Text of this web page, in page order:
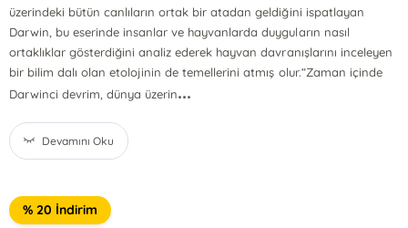
üzerindeki bütün canlıların ortak bir atadan geldiğini ispatlayan
Darwin, bu eserinde insanlar ve hayvanlarda duyguların nasıl
ortaklıklar gösterdiğini analiz ederek hayvan davranışlarını inceleyen
bir bilim dalı olan etolojinin de temellerini atmış olur.“Zaman içinde
Darwinci devrim, dünya üzerin...
Devamını Oku
% 20 İndirim